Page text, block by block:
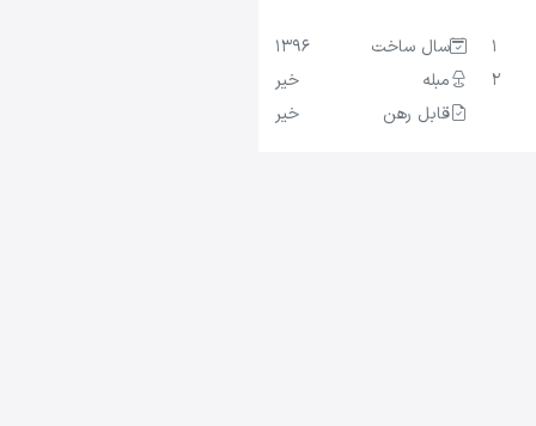
1
2
سال ساخت
1396
مبله
خیر
قابل رهن
خیر